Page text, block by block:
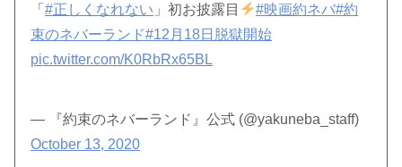
「#正しくなれない 」初お披露目 #映画約ネバ#約
束のネバーランド#12月18日脱獄開始
pic.twitter.com/K0RbRx65BL
— 『約束のネバーランド』公式 (@yakuneba_staff)
October 13, 2020